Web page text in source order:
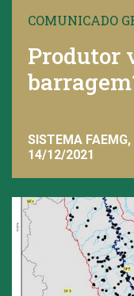
COMUNICADO
Produtor
SISTEMA
14/12/2021